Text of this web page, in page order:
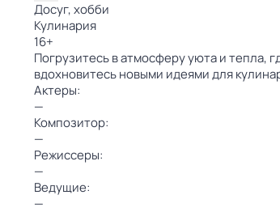
Досуг, хобби
Кулинария
16+
Погрузитесь в атмосферу уюта и тепла,
вдохновитесь новыми идеями для
Актеры:
—
Композитор:
—
Режиссеры:
—
Ведущие:
—